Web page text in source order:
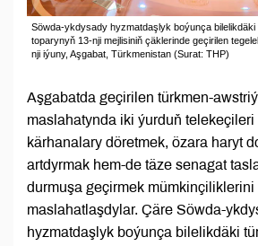
Söwda-ykdysady hyzmatdaşlyk boýunça
toparynyň 13-nji mejlisiniň çäklerinde geçirilen
nji iýuny, Aşgabat, Türkmenistan (Surat: THP)
Aşgabatda geçirilen türkmen-
maslahatynda iki ýurduň
kärhanalary döretmek, özara haryt
artdyrmak hem-de täze senagat
durmuşa geçirmek mümkinçiliklerini
maslahatlaşdylar. Çäre Söwda-
hyzmatdaşlyk boýunça bilelikdäki